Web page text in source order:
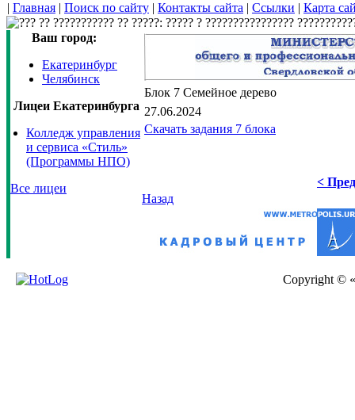
| Главная | Поиск по сайту | Контакты сайта | Ссылки | Карта
Ваш город:
Екатеринбург
Челябинск
Лицеи Екатеринбурга
Колледж управления
и сервиса «Стиль»
(Программы НПО)
Все лицеи
Блок 7 Семейное дерево
27.06.2024
Скачать задания 7 блока
<
Назад
Copyright ©